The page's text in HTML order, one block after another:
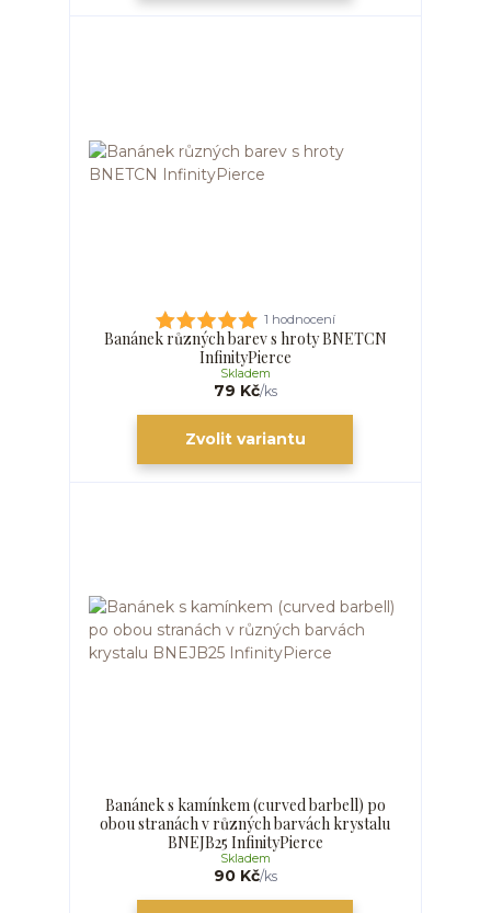
1 hodnocení
Banánek různých barev s hroty BNETCN
InfinityPierce
79 Kč/ks
Skladem
Zvolit variantu
Banánek s kamínkem (curved barbell) po
obou stranách v různých barvách krystalu
BNEJB25 InfinityPierce
90 Kč/ks
Skladem